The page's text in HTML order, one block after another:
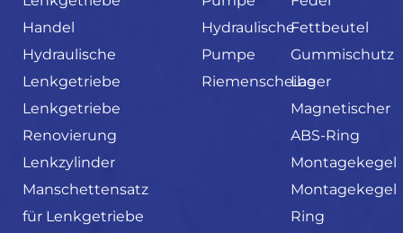
Handel
Hydraulische
Lenkgetriebe
Lenkgetriebe
Renovierung
Lenkzylinder
Manschettensatz
für Lenkgetriebe
Hydraulische
Pumpe
Riemenscheibe
Fettbeutel
Gummischutz
Lager
Magnetischer
ABS-Ring
Montagekegel
Montagekegel
Ring